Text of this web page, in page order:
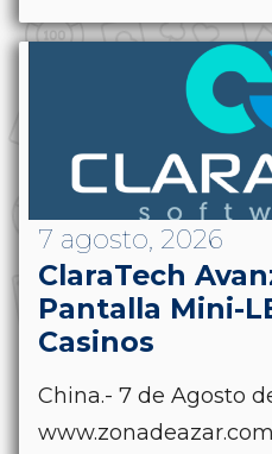
7 agosto, 2026
ClaraTech
Pantalla Mini-
Casinos
China.- 7 de Agosto